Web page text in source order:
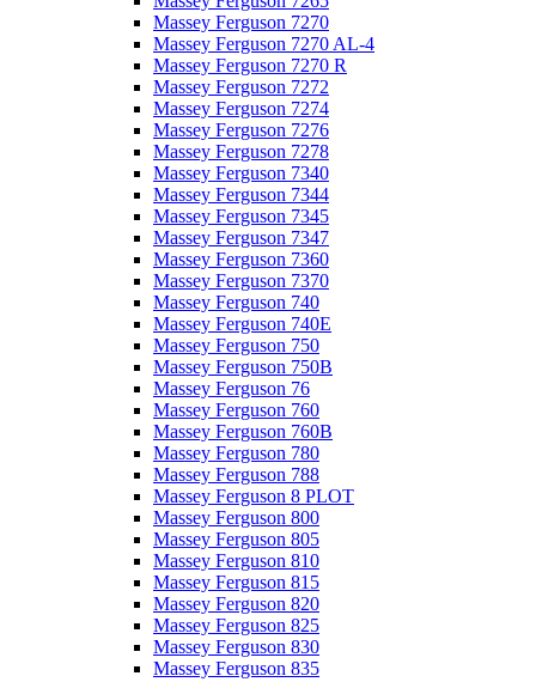
Massey Ferguson 7270
Massey Ferguson 7270 AL-4
Massey Ferguson 7270 R
Massey Ferguson 7272
Massey Ferguson 7274
Massey Ferguson 7276
Massey Ferguson 7278
Massey Ferguson 7340
Massey Ferguson 7344
Massey Ferguson 7345
Massey Ferguson 7347
Massey Ferguson 7360
Massey Ferguson 7370
Massey Ferguson 740
Massey Ferguson 740E
Massey Ferguson 750
Massey Ferguson 750B
Massey Ferguson 76
Massey Ferguson 760
Massey Ferguson 760B
Massey Ferguson 780
Massey Ferguson 788
Massey Ferguson 8 PLOT
Massey Ferguson 800
Massey Ferguson 805
Massey Ferguson 810
Massey Ferguson 815
Massey Ferguson 820
Massey Ferguson 825
Massey Ferguson 830
Massey Ferguson 835